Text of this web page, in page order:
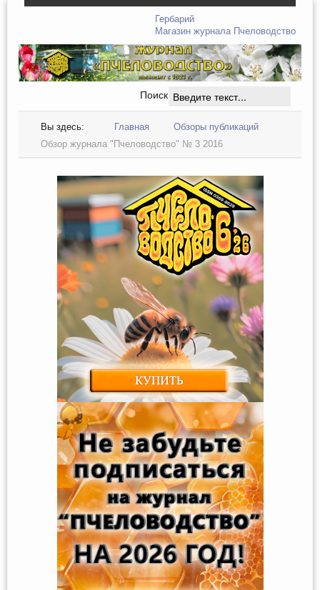
Гербарий
Магазин журнала Пчеловодство
Поиск
Вы здесь: Главная
Обзоры публикаций
Обзор журнала "Пчеловодство" № 3 2016